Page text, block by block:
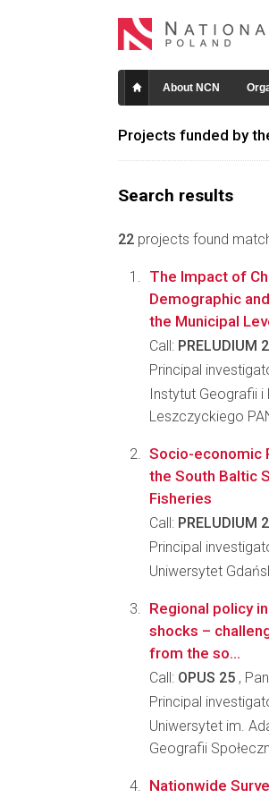
About NCN
Projects funded by
Search results
22 projects found
The Impact of
Demographic
the Municipal
Call: PRELUDIUM
Principal
Instytut Geografii
Leszczyckiego
Socio-economic
the South Baltic
Fisheries
Call: PRELUDIUM
Principal
Uniwersytet
Regional policy
shocks –
from the so...
Call: OPUS 25 ,
Principal
Uniwersytet im.
Geografii
Nationwide